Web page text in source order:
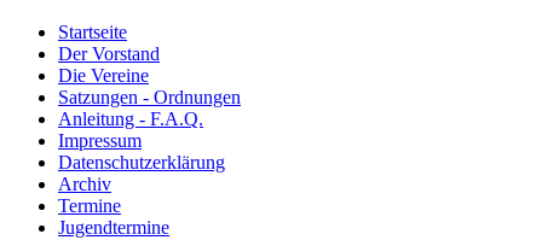
Startseite
Der Vorstand
Die Vereine
Satzungen - Ordnungen
Anleitung - F.A.Q.
Impressum
Datenschutzerklärung
Archiv
Termine
Jugendtermine